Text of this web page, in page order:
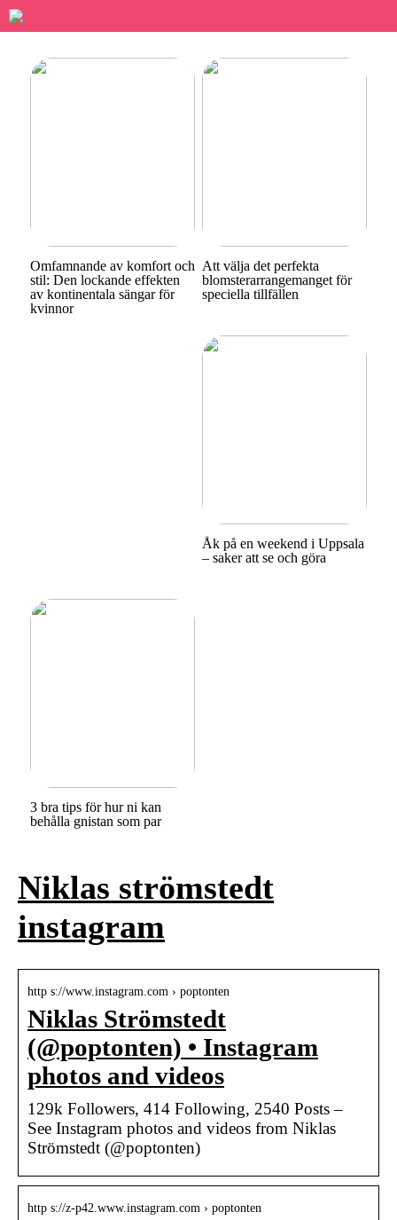
Omfamnande av komfort och
stil: Den lockande effekten
av kontinentala sängar för
kvinnor
Att välja det perfekta
blomsterarrangemanget för
speciella tillfällen
Åk på en weekend i Uppsala
– saker att se och göra
3 bra tips för hur ni kan
behålla gnistan som par
Niklas strömstedt
instagram
http s://www.instagram.com › poptonten
Niklas Strömstedt
(@poptonten) • Instagram
photos and videos
129k Followers, 414 Following, 2540 Posts –
See Instagram photos and videos from Niklas
Strömstedt (@poptonten)
http s://z-p42.www.instagram.com › poptonten